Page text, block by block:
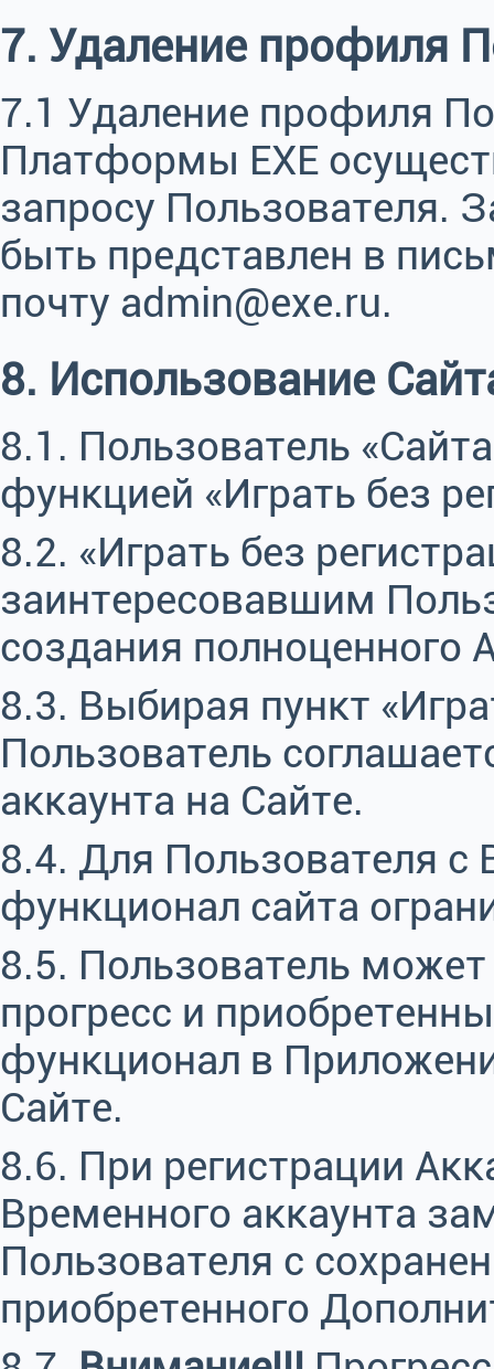
7. Удаление профиля
7.1 Удаление профиля
Платформы EXE
запросу Пользователя.
быть представлен в
почту admin@exe.ru.
8. Использование
8.1. Пользователь
функцией «Играть без
8.2. «Играть без
заинтересовавшим
создания полноценного
8.3. Выбирая пункт
Пользователь
аккаунта на Сайте.
8.4. Для Пользователя
функционал сайта
8.5. Пользователь
прогресс и
функционал в
Сайте.
8.6. При регистрации
Временного аккаунта
Пользователя с
приобретенного